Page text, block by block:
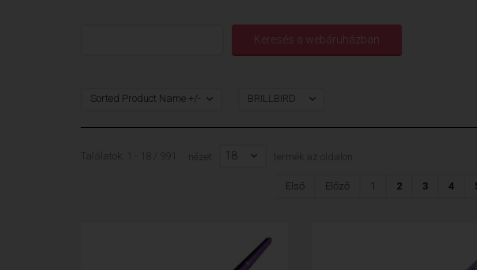
Sorted Product Name +/- BRILLBIRD
Találatok: 1 - 18 / 991 nézet: 18 termék az oldalon
Első Előző 1 2 3 4